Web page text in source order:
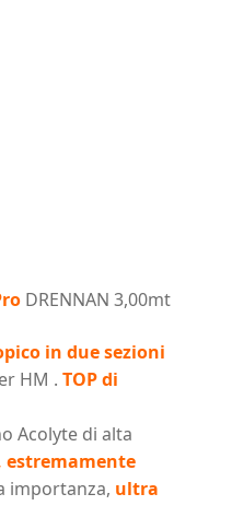
DRENNAN 3,00mt
in due sezioni
HM . TOP di
Acolyte di alta
estremamente
importanza, ultra